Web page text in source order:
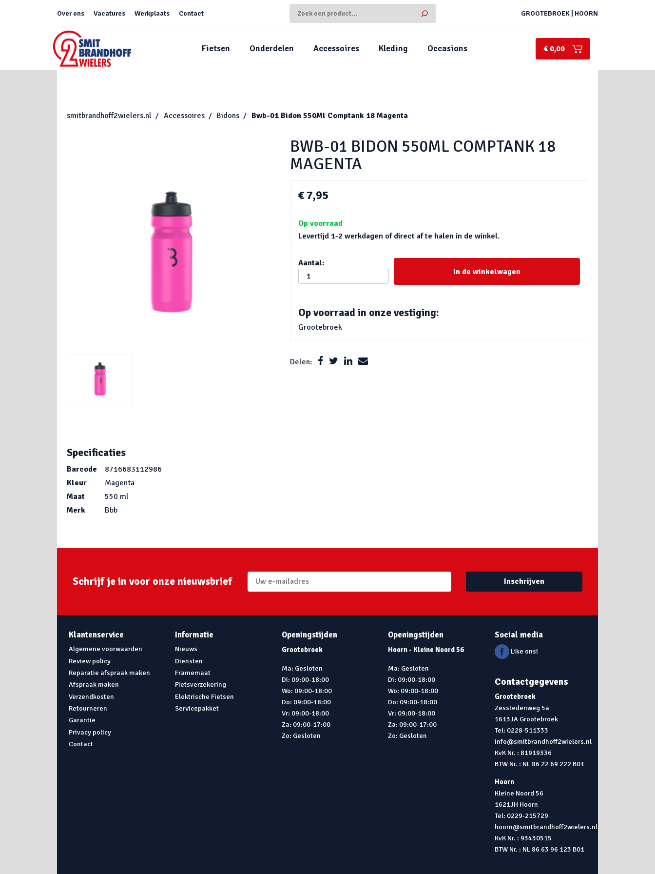
Over ons Vacatures Werkplaats Contact GROOTEBROEK | HOORN
Fietsen Onderdelen Accessoires Kleding Occasions € 0,00
smitbrandhoff2wielers.nl Accessoires Bidons Bwb-01 Bidon 550Ml Comptank 18 Magenta
BWB-01 BIDON 550ML COMPTANK 18
MAGENTA
€ 7,95
Op voorraad
Levertijd 1-2 werkdagen of direct af te halen in de winkel.
Aantal:
In de winkelwagen
Op voorraad in onze vestiging:
Grootebroek
Delen:
Specificaties
Barcode
8716683112986
Kleur
Magenta
Maat
550 ml
Merk
Bbb
Schrijf je in voor onze nieuwsbrief Inschrijven
Klantenservice
Algemene voorwaarden
Review policy
Reparatie afspraak maken
Afspraak maken
Verzendkosten
Retourneren
Garantie
Privacy policy
Contact
Informatie
Nieuws
Diensten
Framemaat
Fietsverzekering
Elektrische Fietsen
Servicepakket
Openingstijden
Grootebroek
Ma: Gesloten
Di: 09:00-18:00
Wo: 09:00-18:00
Do: 09:00-18:00
Vr: 09:00-18:00
Za: 09:00-17:00
Zo: Gesloten
Openingstijden
Hoorn - Kleine Noord 56
Ma: Gesloten
Di: 09:00-18:00
Wo: 09:00-18:00
Do: 09:00-18:00
Vr: 09:00-18:00
Za: 09:00-17:00
Zo: Gesloten
Social media
Like ons!
Contactgegevens
Grootebroek
Zesstedenweg 5a
1613JA Grootebroek
Tel: 0228-511333
info@smitbrandhoff2wielers.nl
KvK Nr. : 81919336
BTW Nr. : NL 86 22 69 222 B01
Hoorn
Kleine Noord 56
1621JH Hoorn
Tel: 0229-215729
hoorn@smitbrandhoff2wielers.nl
KvK Nr. : 93430515
BTW Nr. : NL 86 63 96 123 B01